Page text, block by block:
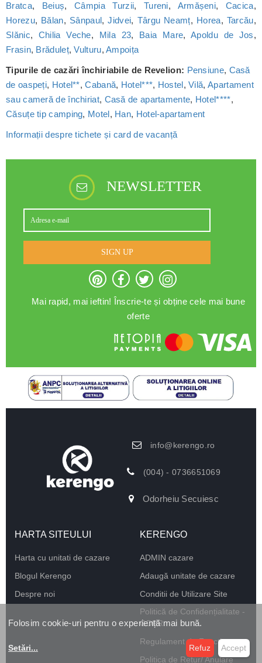
Bratca, Beiuș, Câmpia Turzii, Tureni, Armășeni, Cacica,
Horezu, Bălan, Sânpaul,Jidvei, Târgu Neamț, Horea, Tarcău,
Slănic, Chilia Veche, Mila 23, Baia Mare,Apoldu de Jos,
Frasin, Brăduleț,Vulturu,Ampoița
Tipurile de cazări închiriabile de Revelion: Pensiune, Casă
de oaspeți, Hotel**,Cabană, Hotel***, Hostel,Vilă, Apartament
sau cameră de închiriat, Casă de apartamente, Hotel****,
Căsuțe tip camping, Motel, Han, Hotel-apartament
Informații despre tichete și card de vacanță
NEWSLETTER
SIGN UP
Mai rapid, mai ieftin! Înscrie-te și obține cele mai bune
oferte
info@kerengo.ro
(004) - 0736651069
Odorheiu Secuiesc
HARTA SITEULUI
Harta cu unitati de cazare
Blogul Kerengo
Despre noi
KERENGO
ADMIN cazare
Adaugă unitate de cazare
Conditii de Utilizare Site
Politică de Confidențialitate -
GDPR
Regulament de Funcționare
Politica de Retur/ Anulare
Folosim cookie-uri pentru o experiență mai bună.
Setări... Refuz Accept